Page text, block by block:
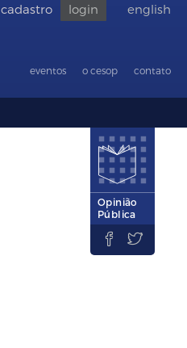
eventos o cesop contato
cadastro login english
Opinião
Pública
 